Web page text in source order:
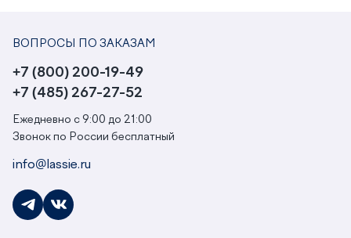
ВОПРОСЫ ПО ЗАКАЗАМ
+7 (800) 200-19-49
+7 (485) 267-27-52
Ежедневно с 9:00 до 21:00
Звонок по России бесплатный
info@lassie.ru